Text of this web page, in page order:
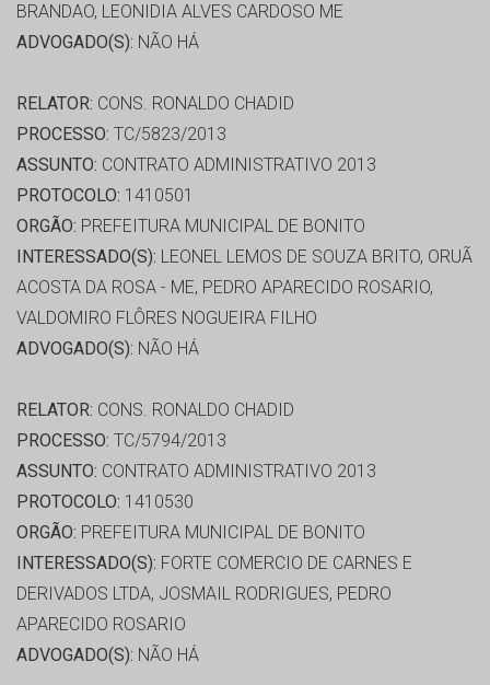
BRANDAO, LEONIDIA ALVES CARDOSO ME
ADVOGADO(S): NÃO HÁ
RELATOR: CONS. RONALDO CHADID
PROCESSO: TC/5823/2013
ASSUNTO: CONTRATO ADMINISTRATIVO 2013
PROTOCOLO: 1410501
ORGÃO: PREFEITURA MUNICIPAL DE BONITO
INTERESSADO(S): LEONEL LEMOS DE SOUZA BRITO, ORUÃ
ACOSTA DA ROSA - ME, PEDRO APARECIDO ROSARIO,
VALDOMIRO FLÔRES NOGUEIRA FILHO
ADVOGADO(S): NÃO HÁ
RELATOR: CONS. RONALDO CHADID
PROCESSO: TC/5794/2013
ASSUNTO: CONTRATO ADMINISTRATIVO 2013
PROTOCOLO: 1410530
ORGÃO: PREFEITURA MUNICIPAL DE BONITO
INTERESSADO(S): FORTE COMERCIO DE CARNES E
DERIVADOS LTDA, JOSMAIL RODRIGUES, PEDRO
APARECIDO ROSARIO
ADVOGADO(S): NÃO HÁ